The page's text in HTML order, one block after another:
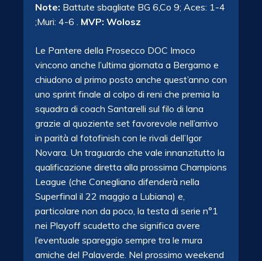
Note: Battute sbagliate BG 6,Co 9; Aces: 1-4
;Muri: 4-6 . MVP: Wolosz
Le Pantere della Prosecco DOC Imoco
vincono anche l’ultima giornata a Bergamo e
chiudono al primo posto anche quest’anno con
uno sprint finale al colpo di reni che premia la
squadra di coach Santarelli sul filo di lana
grazie al quoziente set favorevole nell’arrivo
in parità al fotofinish con le rivali dell’Igor
Novara. Un traguardo che vale innanzitutto la
qualificazione diretta alla prossima Champions
League (che Conegliano difenderà nella
Superfinal il 22 maggio a Lubiana) e,
particolare non da poco, la testa di serie n°1
nei Playoff scudetto che significa avere
l’eventuale spareggio sempre tra le mura
amiche del Palaverde. Nel prossimo weekend